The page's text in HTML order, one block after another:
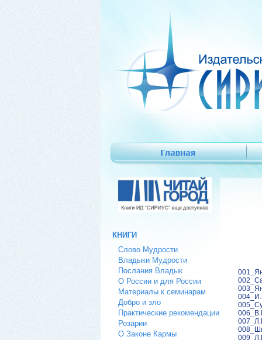
КНИГИ
Слово Мудрости
Владыки Мудрости
Послания Владык
О России и для России
Материалы к семинарам
Добро и зло
Практические рекомендации
Розарии
О Законе Кармы